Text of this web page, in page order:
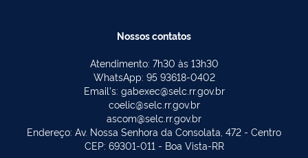
Nossos contatos
Atendimento: 7h30 às 13h30
WhatsApp: 95 93618-0402
Email's: gabexec@selc.rr.gov.br
coelic@selc.rr.gov.br
ascom@selc.rr.gov.br
Endereço: Av. Nossa Senhora da Consolata, 472 - Centro
CEP: 69301-011 - Boa Vista-RR